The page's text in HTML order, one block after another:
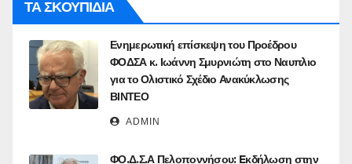
ΤΑ ΣΚΟΥΠΙΔΙΑ
Ενημερωτική επίσκεψη του Προέδρου
ΦΟΔΣΑ κ. Ιωάννη Σμυρνιώτη στο Ναυπλιο
για το Ολιστικό Σχέδιο Ανακύκλωσης
ΒΙΝΤΕΟ
ADMIN
ΦΟ.Δ.Σ.Α Πελοποννήσου: Eκδήλωση στην